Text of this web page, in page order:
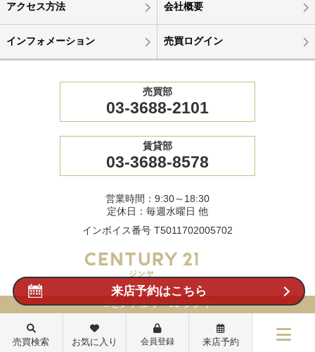
アクセス方法 会社概要
インフォメーション 売買ログイン
売買部
03-3688-2101
賃貸部
03-3688-8578
営業時間：9:30～18:30
定休日：毎週水曜日 他
インボイス番号 T5011702005702
©センチュリー21 ジンヤ
来店予約はこちら
売買検索 お気に入り 会員登録 来店予約